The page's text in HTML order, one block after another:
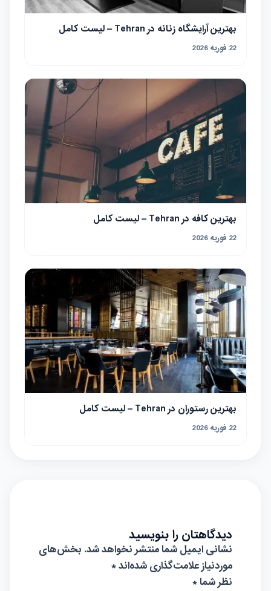
بهترین آرایشگاه زنانه در Tehran – لیست کامل
22 فوریه 2026
بهترین کافه در Tehran – لیست کامل
22 فوریه 2026
بهترین رستوران در Tehran – لیست کامل
22 فوریه 2026
دیدگاهتان را بنویسید
نشانی ایمیل شما منتشر نخواهد شد. بخش‌های
موردنیاز علامت‌گذاری شده‌اند*
نظر شما *